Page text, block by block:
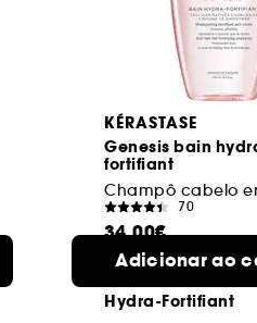
KÉRASTASE
Genesis bain
fortifiant
70
34,00€
Champô
Hydra-Fortifiant
2
Adicionar ao